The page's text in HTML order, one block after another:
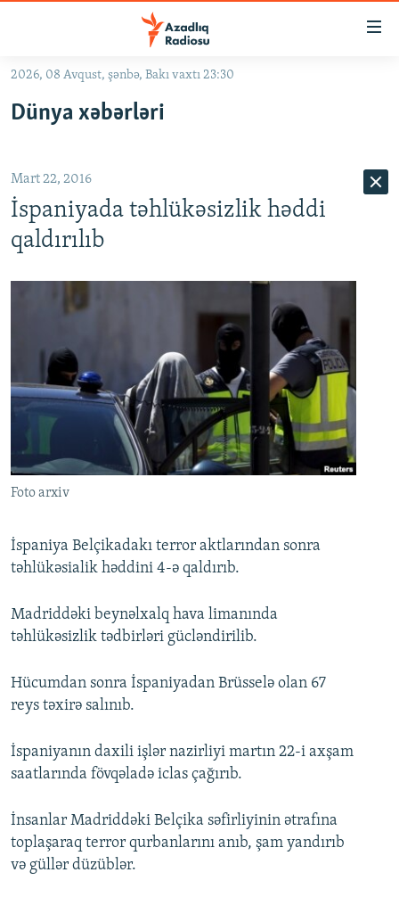
Əsas
qayıt
qayıt
Axtarışa
#İZAHLA
FƏRQƏ BAX
QANUNI DOĞRU
MULTIMEDIA
VIDEO
FOTOQALEREYA
İNFOQRAFIKA
RADIO ARXIV
OXU ZALI
AZƏRBAYCAN ƏDƏBIYYATI KITABXANASI
İSLAM VƏ DEMOKRATIYA
HAQQIMIZDA
MISSIYAMIZ
PEŞƏ ETIKASI VƏ JURNALISTIKA STANDARTLARIMIZ
BIZIMLƏ ƏLAQƏ
XƏBƏR BÜLLETENLƏRIMIZ
BIZI IZLƏ
2026, 08 Avqust, şənbə, Bakı vaxtı 23:30
Dünya xəbərləri
Mart 22, 2016
İspaniyada təhlükəsizlik həddi
qaldırılıb
Foto arxiv
İspaniya Belçikadakı terror aktlarından sonra
təhlükəsialik həddini 4-ə qaldırıb.
Madriddəki beynəlxalq hava limanında
təhlükəsizlik tədbirləri gücləndirilib.
Hücumdan sonra İspaniyadan Brüsselə olan 67
reys təxirə salınıb.
İspaniyanın daxili işlər nazirliyi martın 22-i axşam
saatlarında fövqəladə iclas çağırıb.
İnsanlar Madriddəki Belçika səfirliyinin ətrafına
toplaşaraq terror qurbanlarını anıb, şam yandırıb
və güllər düzüblər.